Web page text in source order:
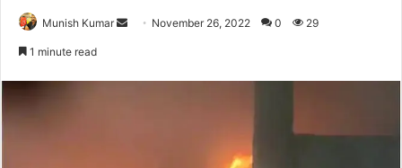
Munish Kumar
Send November 26, 2022 0 29
1 minute read